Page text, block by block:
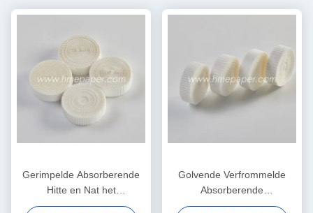
Gerimpelde Absorberende
Hitte en Nat het
Filtreerpapierelement van
Golvende Verfrommelde
Absorberende
Filtreerpapierhitte en